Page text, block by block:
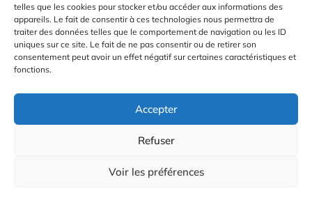
telles que les cookies pour stocker et/ou accéder aux informations des
appareils. Le fait de consentir à ces technologies nous permettra de
traiter des données telles que le comportement de navigation ou les ID
uniques sur ce site. Le fait de ne pas consentir ou de retirer son
consentement peut avoir un effet négatif sur certaines caractéristiques et
fonctions.
Accepter
Refuser
Voir les préférences
Gestion des Cookies
© 2026 Radio Calade